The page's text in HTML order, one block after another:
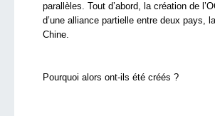
parallèles. Tout d’abord, la création de
d’une alliance partielle entre deux pays,
Chine.
Pourquoi alors ont-ils été créés ?